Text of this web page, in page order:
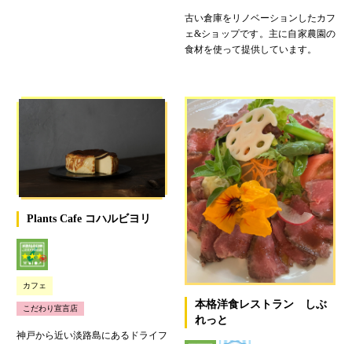
古い倉庫をリノベーションしたカフ
ェ&ショップです。主に自家農園の
食材を使って提供しています。
Plants Cafe コハルビヨリ
カフェ
こだわり宣言店
神戸から近い淡路島にあるドライフ
本格洋食レストラン しぶ
れっと